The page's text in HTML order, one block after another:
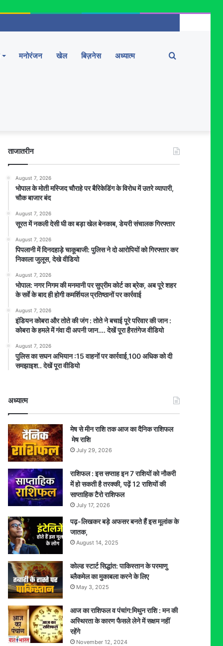
मनोरंजन खेल बिज़नेस अध्यात्म Search
ताजातरीन
August 7, 2026
भोपाल के मोती मस्जिद चौराहे पर बैरिकेडिंग के विरोध में उतरे व्यापारी,
चौक बाजार बंद
August 7, 2026
सूरत में नकली देसी घी का बड़ा खेल बेनकाब, डेयरी संचालक गिरफ्तार
August 7, 2026
पिपलानी में दिनदहाड़े चाकूबाजी: पुलिस ने दो आरोपियों को गिरफ्तार कर
निकाला जुलूस, देखे वीडियो
August 7, 2026
भोपाल: नगर निगम की मनमानी पर सुप्रीम कोर्ट का ब्रेक, अब पूरे शहर
के सर्वे के बाद ही होगी कमर्शियल प्रतिष्ठानों पर कार्रवाई
August 7, 2026
इंडियन कोबरा और तोते की जंग : तोते ने बचाई पूरे परिवार की जान :
कोबरा के हमले में गंवा दी अपनी जान…. देखें पूरा हैरतंगेज वीडियो
August 7, 2026
पुलिस का सघन अभियान :15 वाहनों पर कार्रवाई,100 अधिक को दी
समझाइश.. देखें पूरा वीडियो
अध्यात्म
मेष से मीन राशि तक आज का दैनिक राशिफल
मेष राशि
July 29, 2026
राशिफल : इस सप्ताह इन 7 राशियों को नौकरी
में हो सकती है तरक्की, पढ़ें 12 राशियों की
साप्ताहिक टैरो राशिफल
July 17, 2026
पढ़-लिखकर बड़े अफसर बनते हैं इस मूलांक के
जातक,
August 14, 2025
कोल्ड स्टार्ट सिद्धांत: पाकिस्तान के परमाणु
ब्लैकमेल का मुकाबला करने के लिए
May 3, 2025
आज का राशिफल व पंचांग:मिथुन राशि : मन की
अस्थिरता के कारण फैसले लेने में सक्षम नहीं
रहेंगे
November 12, 2024